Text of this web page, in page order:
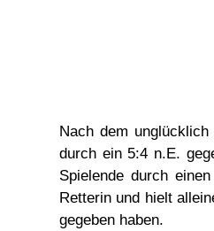
Nach dem
durch ein 5:4 n.E.
Spielende durch
Retterin und hielt
gegeben haben.